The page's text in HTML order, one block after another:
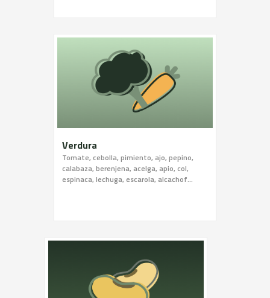
Verdura
Tomate, cebolla, pimiento, ajo, pepino,
calabaza, berenjena, acelga, apio, col,
espinaca, lechuga, escarola, alcachof...